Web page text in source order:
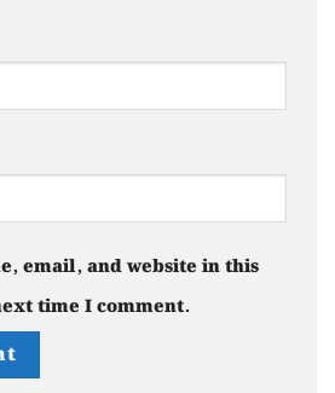
email, and website in this
time I comment.